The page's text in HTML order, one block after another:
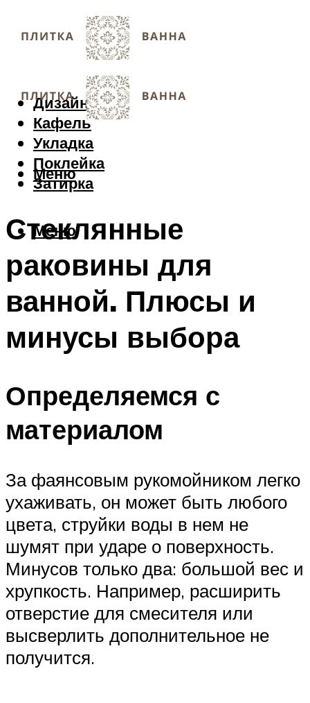
Дизайн
Кафель
Укладка
Поклейка
Затирка
Меню
Меню
Стеклянные
раковины для
ванной. Плюсы и
минусы выбора
Определяемся с
материалом
За фаянсовым рукомойником легко
ухаживать, он может быть любого
цвета, струйки воды в нем не
шумят при ударе о поверхность.
Минусов только два: большой вес и
хрупкость. Например, расширить
отверстие для смесителя или
высверлить дополнительное не
получится.